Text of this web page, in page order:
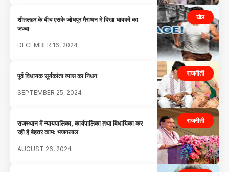
खेल
शीतलहर के बीच एसके जोधपुर मैराथन में दिखा धावकों का
जज्बा
DECEMBER 16, 2024
राजनीती
पूर्व विधायक सूर्यकांता व्यास का निधन
SEPTEMBER 25, 2024
राजनीती
राजस्थान में न्यायपालिका, कार्यपालिका तथा विधायिका कर
रही है बेहतर काम: भजनलाल
AUGUST 26, 2024